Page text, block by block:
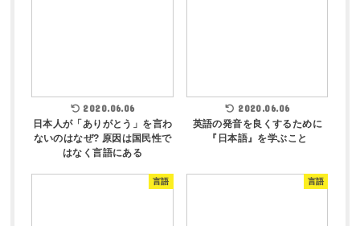
2020.06.06
日本人が「ありがとう」を言わ
ないのはなぜ? 原因は国民性で
はなく言語にある
2020.06.06
英語の発音を良くするために
『日本語』を学ぶこと
言語 言語